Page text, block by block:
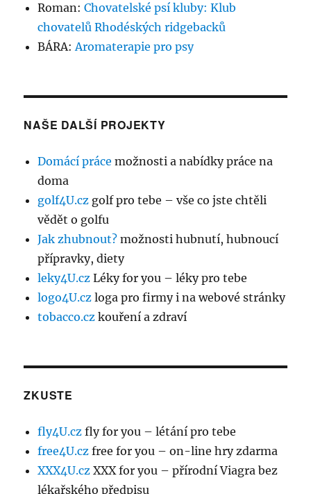
Roman:Chovatelské psí kluby: Klub
chovatelů Rhodéských ridgebacků
BÁRA:Aromaterapie pro psy
NAŠE DALŠÍ PROJEKTY
Domácí práce možnosti a nabídky práce na
doma
golf4U.cz golf pro tebe – vše co jste chtěli
vědět o golfu
Jak zhubnout? možnosti hubnutí, hubnoucí
přípravky, diety
leky4U.cz Léky for you – léky pro tebe
logo4U.cz loga pro firmy i na webové stránky
tobacco.cz kouření a zdraví
ZKUSTE
fly4U.cz fly for you – létání pro tebe
free4U.cz free for you – on-line hry zdarma
XXX4U.cz XXX for you – přírodní Viagra bez
lékařského předpisu